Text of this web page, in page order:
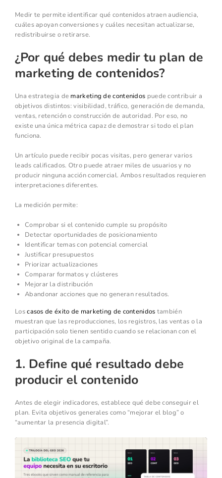
Medir te permite identificar qué contenidos atraen audiencia,
cuáles apoyan conversiones y cuáles necesitan actualizarse,
redistribuirse o retirarse.
¿Por qué debes medir tu plan de
marketing de contenidos?
Una estrategia de marketing de contenidos puede contribuir a
objetivos distintos: visibilidad, tráfico, generación de demanda,
ventas, retención o construcción de autoridad. Por eso, no
existe una única métrica capaz de demostrar si todo el plan
funciona.
Un artículo puede recibir pocas visitas, pero generar varios
leads calificados. Otro puede atraer miles de usuarios y no
producir ninguna acción comercial. Ambos resultados requieren
interpretaciones diferentes.
La medición permite:
Comprobar si el contenido cumple su propósito
Detectar oportunidades de posicionamiento
Identificar temas con potencial comercial
Justificar presupuestos
Priorizar actualizaciones
Comparar formatos y clústeres
Mejorar la distribución
Abandonar acciones que no generan resultados.
Loscasos de éxito de marketing de contenidos también
muestran que las reproducciones, los registros, las ventas o la
participación solo tienen sentido cuando se relacionan con el
objetivo original de la campaña.
1. Define qué resultado debe
producir el contenido
Antes de elegir indicadores, establece qué debe conseguir el
plan. Evita objetivos generales como “mejorar el blog” o
“aumentar la presencia digital”.